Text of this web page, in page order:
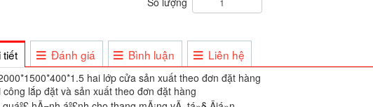
tiết Đánh giá Bình luận Liên hệ
hai lớp cửa sản xuất theo đơn đặt hàng
công lắp đặt và sản xuất theo đơn đặt hàng